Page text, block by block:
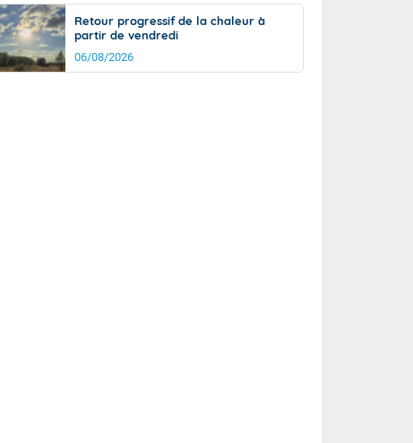
Retour progressif de la chaleur à
partir de vendredi
06/08/2026